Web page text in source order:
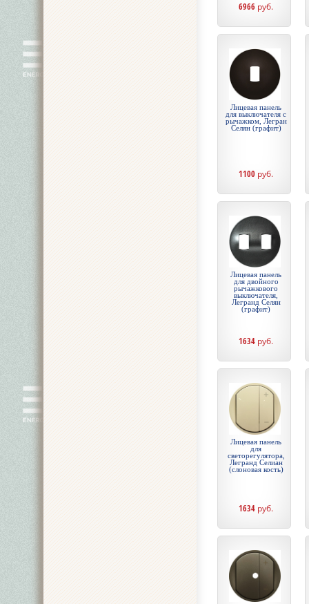
6966 руб.
Лицевая панель
для выключателя с
рычажком, Легран
Селян (графит)
1100 руб.
Лицевая панель
для двойного
рычажкового
выключателя,
Легранд Селян
(графит)
1634 руб.
Лицевая панель
для
светорегулятора,
Легранд Селиан
(слоновая кость)
1634 руб.